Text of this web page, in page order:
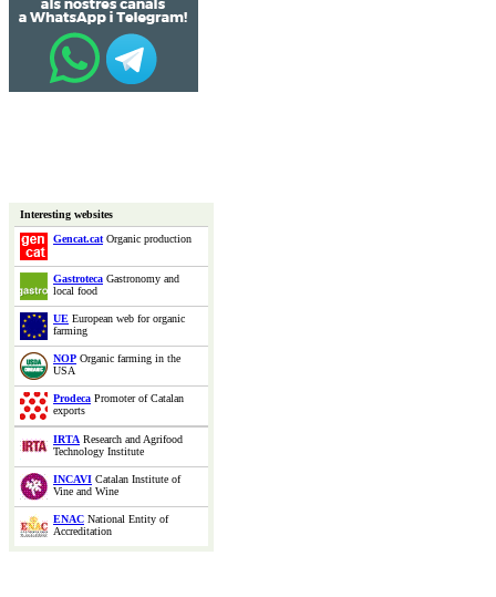
Interesting websites
Gencat.catOrganic production
Gastroteca Gastronomy and
local food
UE European web for organic
farming
NOP Organic farming in the
USA
Prodeca Promoter of Catalan
exports
IRTA Research and Agrifood
Technology Institute
INCAVI Catalan Institute of
Vine and Wine
ENAC National Entity of
Accreditation